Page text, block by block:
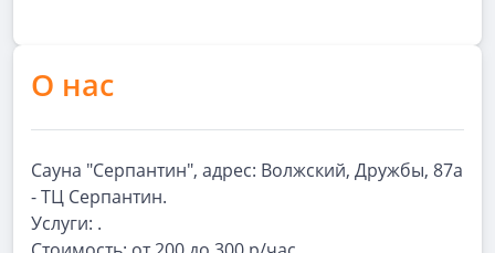
О нас
Сауна "Серпантин", адрес: Волжский, Дружбы, 87а
- ТЦ Серпантин.
Услуги: .